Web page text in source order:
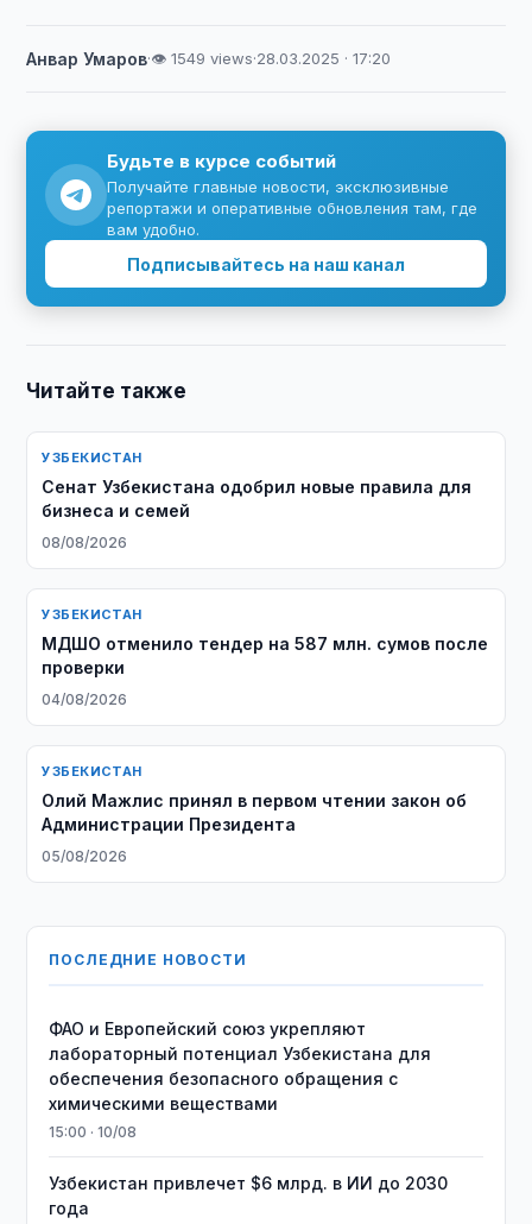
Анвар Умаров·👁 1549 views·28.03.2025 · 17:20
Будьте в курсе событий
Получайте главные новости, эксклюзивные
репортажи и оперативные обновления там, где
вам удобно.
Подписывайтесь на наш канал
Читайте также
УЗБЕКИСТАН
Сенат Узбекистана одобрил новые правила для
бизнеса и семей
08/08/2026
УЗБЕКИСТАН
МДШО отменило тендер на 587 млн. сумов после
проверки
04/08/2026
УЗБЕКИСТАН
Олий Мажлис принял в первом чтении закон об
Администрации Президента
05/08/2026
ПОСЛЕДНИЕ НОВОСТИ
ФАО и Европейский союз укрепляют
лабораторный потенциал Узбекистана для
обеспечения безопасного обращения с
химическими веществами
15:00 · 10/08
Узбекистан привлечет $6 млрд. в ИИ до 2030
года